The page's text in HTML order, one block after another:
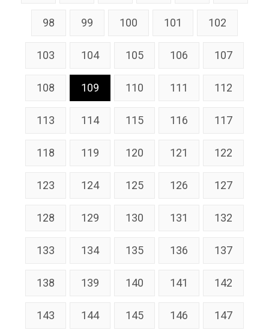
98 99 100 101 102
103 104 105 106 107
108 109 110 111 112
113 114 115 116 117
118 119 120 121 122
123 124 125 126 127
128 129 130 131 132
133 134 135 136 137
138 139 140 141 142
143 144 145 146 147